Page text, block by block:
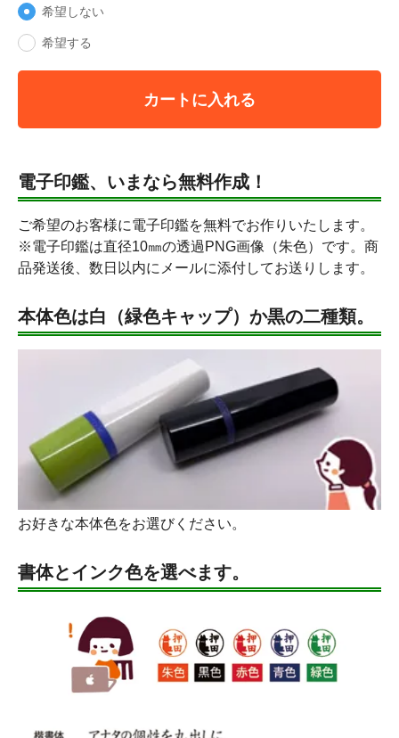
希望しない
希望する
カートに入れる
電子印鑑、いまなら無料作成！
ご希望のお客様に電子印鑑を無料でお作りいたします。
※電子印鑑は直径10㎜の透過PNG画像（朱色）です。商
品発送後、数日以内にメールに添付してお送りします。
本体色は白（緑色キャップ）か黒の二種類。
お好きな本体色をお選びください。
書体とインク色を選べます。